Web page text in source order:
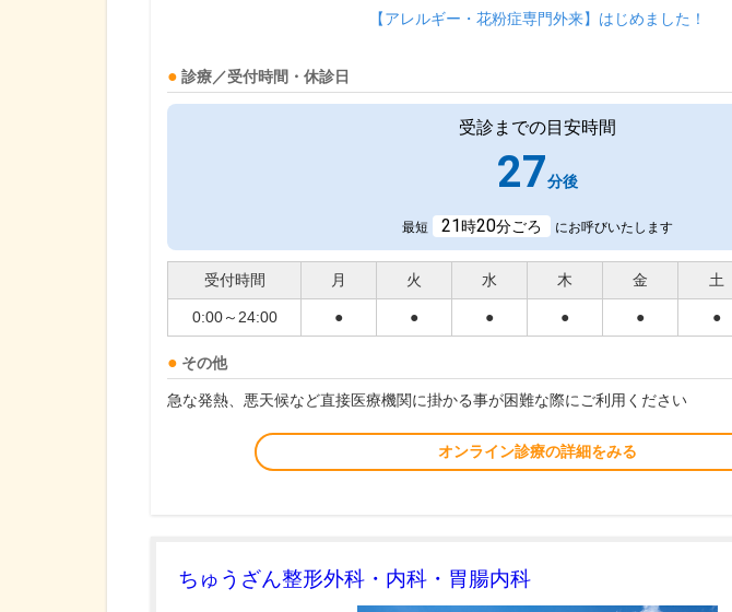
【アレルギー・花粉症専門外来】はじめました！
診療／受付時間・休診日
受診までの目安時間
27分後
最短 21時20分ごろ にお呼びいたします
受付時間 月 火 水 木 金 土
0:00～24:00 ● ● ● ● ● ●
その他
急な発熱、悪天候など直接医療機関に掛かる事が困難な際にご利用ください
オンライン診療の詳細をみる
ちゅうざん整形外科・内科・胃腸内科